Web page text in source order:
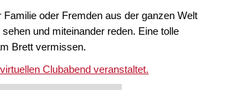
oder Fremden aus der ganzen Welt
und miteinander reden. Eine tolle
Brett vermissen.
virtuellen Clubabend veranstaltet.